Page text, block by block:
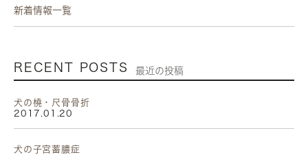
新着情報一覧
RECENT POSTS 最近の投稿
犬の橈・尺骨骨折
2017.01.20
犬の子宮蓄膿症